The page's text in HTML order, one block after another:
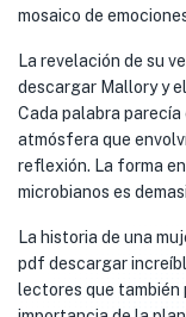
mosaico de
La revelación de su
descargar Mallory y
Cada palabra
atmósfera que
reflexión. La forma
microbianos es
La historia de una
pdf descargar
lectores que también